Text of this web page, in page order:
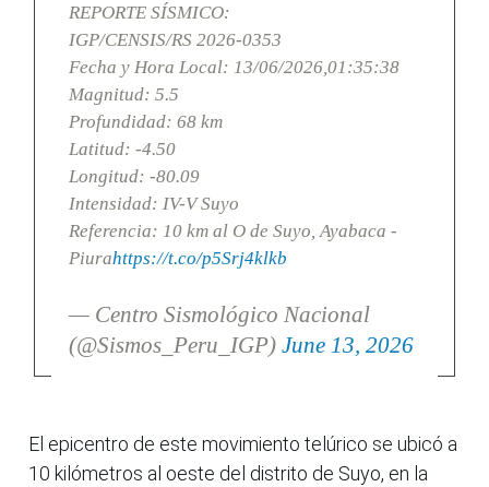
REPORTE SÍSMICO:
IGP/CENSIS/RS 2026-0353
Fecha y Hora Local: 13/06/2026,01:35:38
Magnitud: 5.5
Profundidad: 68 km
Latitud: -4.50
Longitud: -80.09
Intensidad: IV-V Suyo
Referencia: 10 km al O de Suyo, Ayabaca -
Piurahttps://t.co/p5Srj4klkb
— Centro Sismológico Nacional
(@Sismos_Peru_IGP) June 13, 2026
El epicentro de este movimiento telúrico se ubicó a
10 kilómetros al oeste del distrito de Suyo, en la